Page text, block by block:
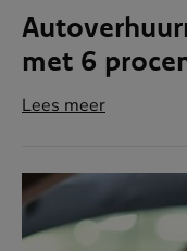
met 6
Lees meer